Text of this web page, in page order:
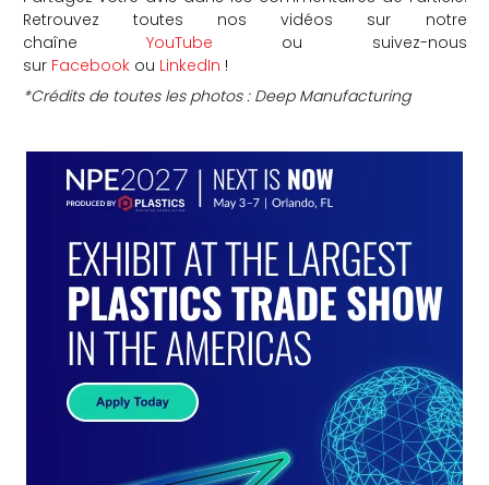
Retrouvez toutes nos vidéos sur notre
chaîne YouTube ou suivez-nous
sur Facebookou LinkedIn !
*Crédits de toutes les photos : Deep Manufacturing